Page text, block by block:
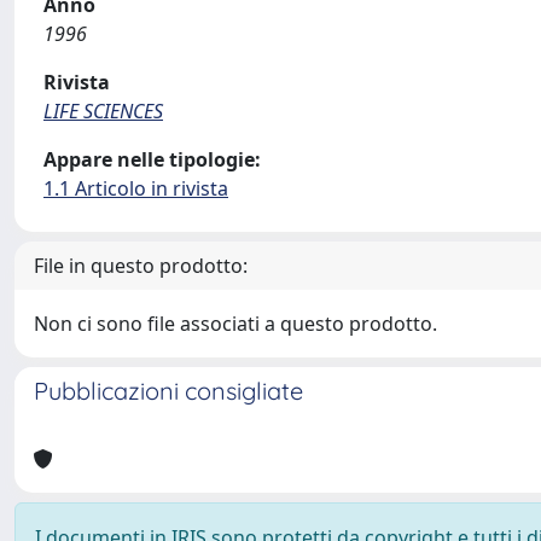
1996
Rivista
LIFE SCIENCES
Appare nelle tipologie:
1.1 Articolo in rivista
File in questo prodotto:
Non ci sono file associati a questo prodotto.
Pubblicazioni consigliate